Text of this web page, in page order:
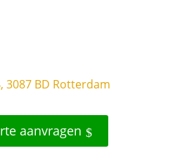
BD Rotterdam
aanvragen